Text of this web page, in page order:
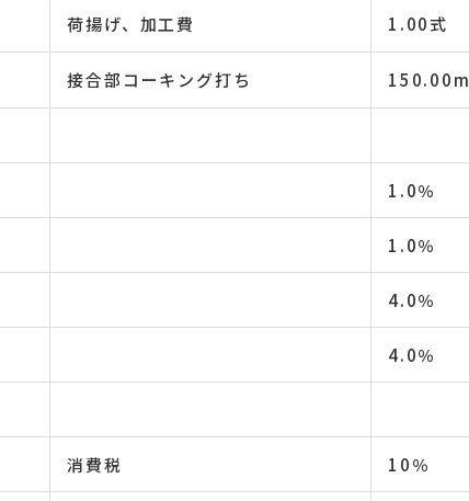
荷揚げ、加工費 1.00式
接合部コーキング打ち 150.00m
1.0％
1.0％
4.0％
4.0％
消費税 10％